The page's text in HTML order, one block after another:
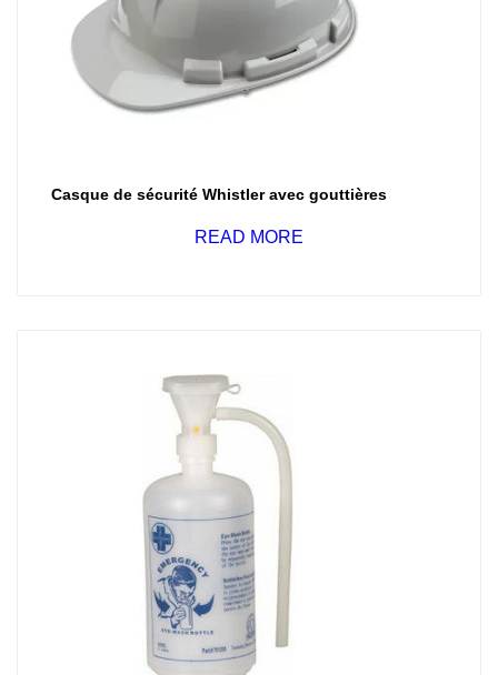
Casque de sécurité Whistler avec gouttières
READ MORE